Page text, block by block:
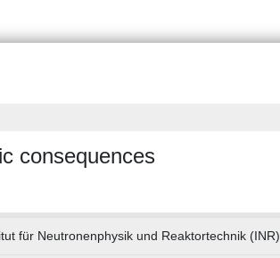
consequences
für Neutronenphysik und Reaktortechnik (INR)